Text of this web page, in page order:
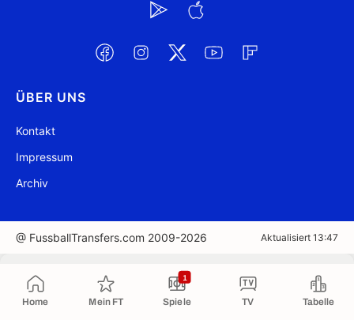
Home Mein FT Spiele
1
TV Tabelle
ÜBER UNS
Kontakt
Impressum
Archiv
@ FussballTransfers.com 2009-2026 Aktualisiert 13:47